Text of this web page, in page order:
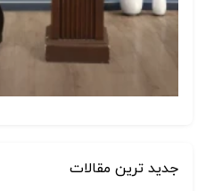
جدید ترین مقالات